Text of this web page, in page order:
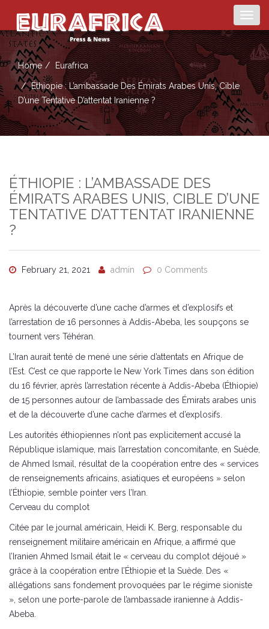
Home Eurafrica
Éthiopie : L’ambassade Des Émirats Arabes Unis, Cible
D’une Tentative D’attentat Iranienne ?
ÉTHIOPIE : L’AMBASSADE DES
ÉMIRATS ARABES UNIS, CIBLE D’UNE
TENTATIVE D’ATTENTAT IRANIENNE
?
February 21, 2021 admin 0 Comments
Après la découverte d’une cache d’armes et d’explosifs et
l’arrestation de 16 personnes à Addis-Abeba, les soupçons se
tournent vers Téhéran.
L’Iran aurait tenté de mené une série d’attentats en Afrique de
l’Est. C’est ce que rapporte le New York Times dans son édition
du 16 février, après l’arrestation récente à Addis-Abeba (Éthiopie)
de 15 personnes autour de l’ambassade des Émirats arabes unis
et de la découverte d’une cache d’armes et d’explosifs.
Les autorités éthiopiennes n’ont pas explicitement accusé la
République islamique, mais l’arrestation concomitante, en Suède,
de Ahmed Ismail, résultat de la coopération entre des « services
de renseignements africains, asiatiques et européens » selon
l’Éthiopie, semble pointer vers l’Iran.
Cerveau du complot
Citée par le journal américain, Heidi K. Berg, responsable du
renseignement militaire américain en Afrique, a affirmé que
l’Iranien Ahmed Ismail était le « cerveau du complot déjoué »
grâce à la coopération entre l’Éthiopie et la Suède. Des «
allégations sans fondement provoquées par le régime sioniste
», selon une porte-parole de l’ambassade iranienne à Addis-
Abeba.